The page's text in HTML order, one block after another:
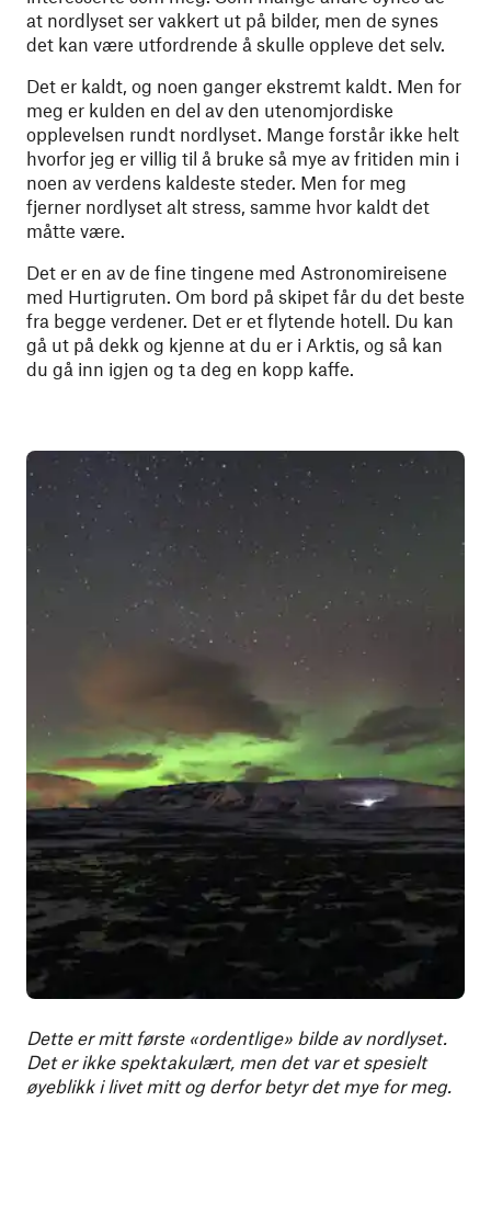
at nordlyset ser vakkert ut på bilder, men de synes
det kan være utfordrende å skulle oppleve det selv.
Det er kaldt, og noen ganger ekstremt kaldt. Men for
meg er kulden en del av den utenomjordiske
opplevelsen rundt nordlyset. Mange forstår ikke helt
hvorfor jeg er villig til å bruke så mye av fritiden min i
noen av verdens kaldeste steder. Men for meg
fjerner nordlyset alt stress, samme hvor kaldt det
måtte være.
Det er en av de fine tingene med Astronomireisene
med Hurtigruten. Om bord på skipet får du det beste
fra begge verdener. Det er et flytende hotell. Du kan
gå ut på dekk og kjenne at du er i Arktis, og så kan
du gå inn igjen og ta deg en kopp kaffe.
Dette er mitt første «ordentlige» bilde av nordlyset.
Det er ikke spektakulært, men det var et spesielt
øyeblikk i livet mitt og derfor betyr det mye for meg.